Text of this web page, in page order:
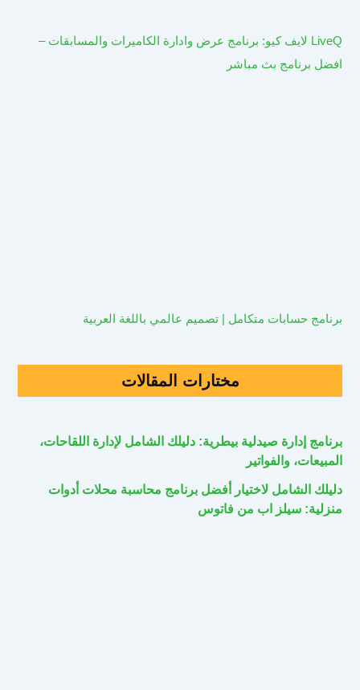
LiveQ لايف كيو: برنامج عرض وادارة الكاميرات والمسابقات –
افضل برنامج بث مباشر
برنامج حسابات متكامل | تصميم عالمي باللغة العربية
مختارات المقالات
برنامج إدارة صيدلية بيطرية: دليلك الشامل لإدارة اللقاحات،
المبيعات، والفواتير
دليلك الشامل لاختيار أفضل برنامج محاسبة محلات أدوات
منزلية: سيلز اب من فاتوس